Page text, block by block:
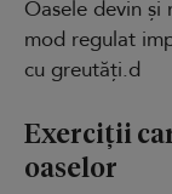
Oasele devin și
mod regulat
cu greutăți.d
Exerciții
oaselor